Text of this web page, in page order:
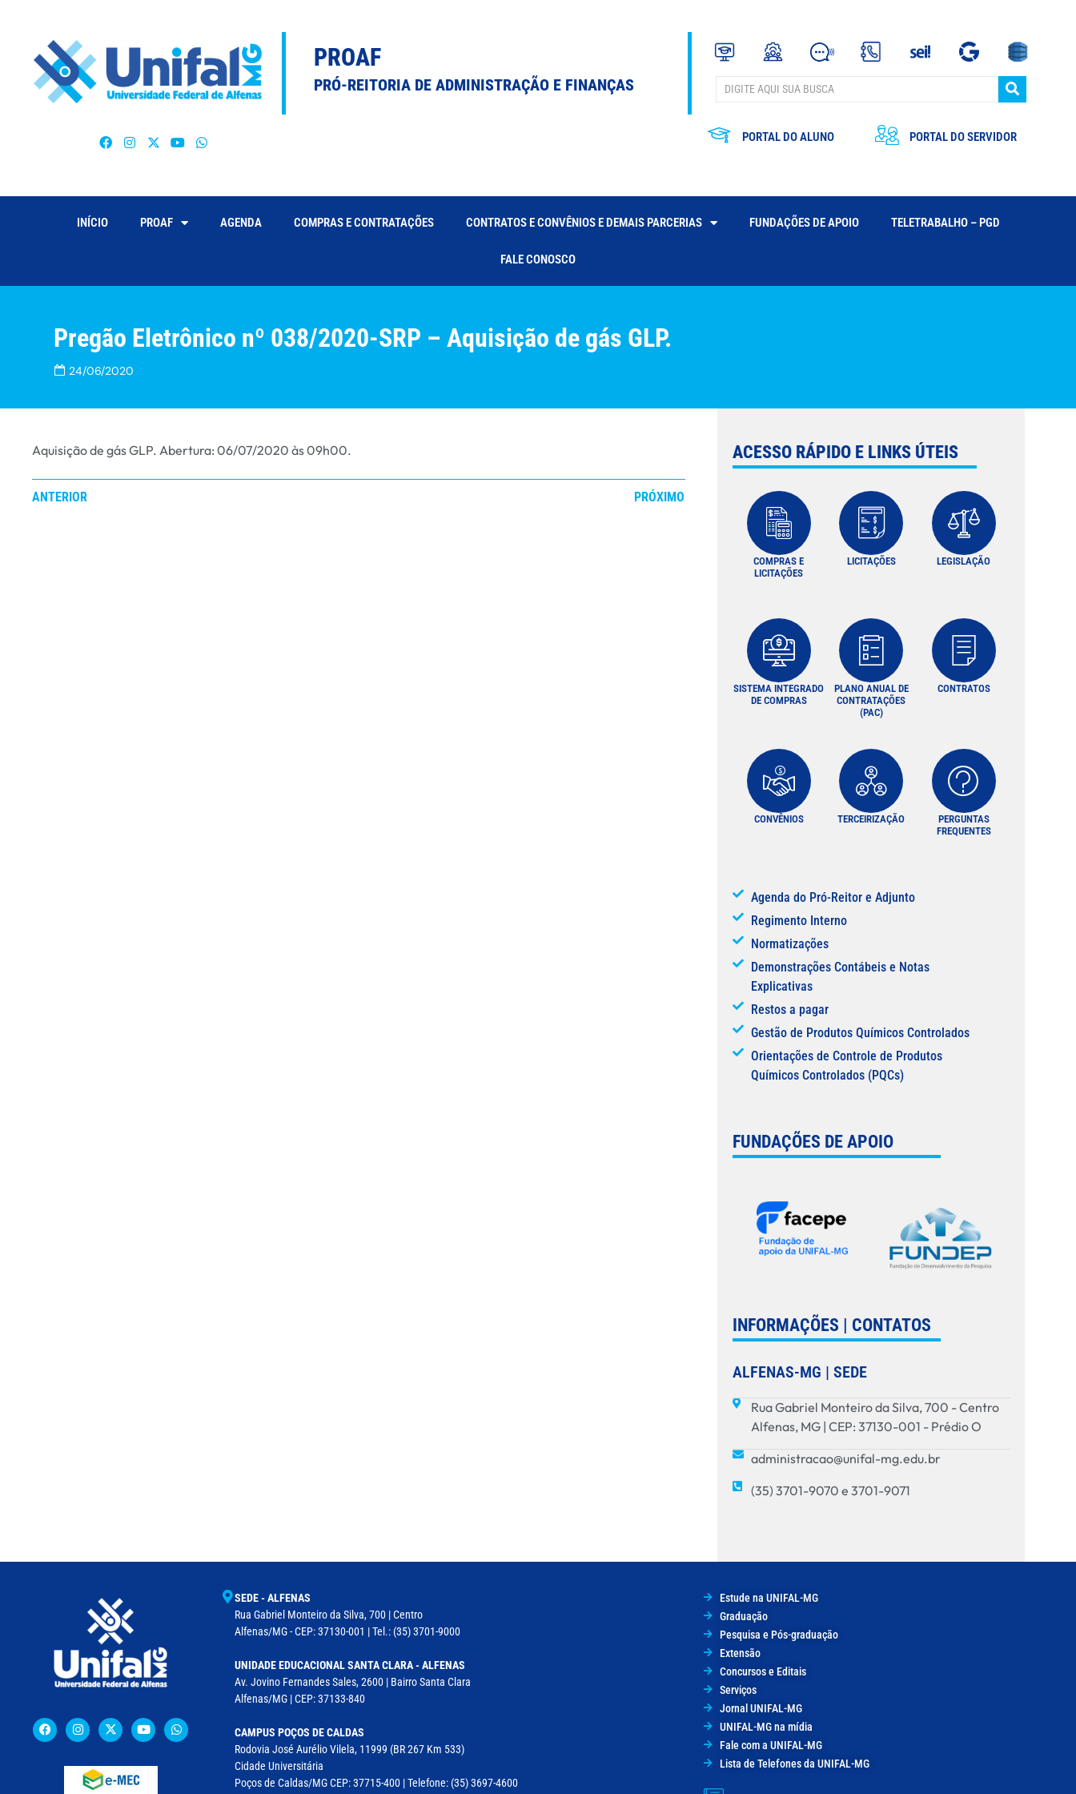
PROAF
PRÓ-REITORIA DE ADMINISTRAÇÃO E FINANÇAS
PORTAL DO ALUNO PORTAL DO SERVIDOR
INÍCIO PROAF AGENDA COMPRAS E CONTRATAÇÕES CONTRATOS E CONVÊNIOS E DEMAIS PARCERIAS FUNDAÇÕES DE APOIO TELETRABALHO – PGD
FALE CONOSCO
Pregão Eletrônico nº 038/2020-SRP – Aquisição de gás GLP.
24/06/2020
Aquisição de gás GLP. Abertura: 06/07/2020 às 09h00.
ANTERIOR PRÓXIMO
ACESSO RÁPIDO E LINKS ÚTEIS
COMPRAS E
LICITAÇÕES
LICITAÇÕES LEGISLAÇÃO
SISTEMA INTEGRADO
DE COMPRAS
PLANO ANUAL DE
CONTRATAÇÕES
(PAC)
CONTRATOS
CONVÊNIOS TERCEIRIZAÇÃO
PERGUNTAS
FREQUENTES
Agenda do Pró-Reitor e Adjunto
Regimento Interno
Normatizações
Demonstrações Contábeis e Notas
Explicativas
Restos a pagar
Gestão de Produtos Químicos Controlados
Orientações de Controle de Produtos
Químicos Controlados (PQCs)
FUNDAÇÕES DE APOIO
INFORMAÇÕES | CONTATOS
ALFENAS-MG | SEDE
Rua Gabriel Monteiro da Silva, 700 - Centro
Alfenas, MG | CEP: 37130-001 - Prédio O
administracao@unifal-mg.edu.br
(35) 3701-9070 e 3701-9071
SEDE - ALFENAS
Rua Gabriel Monteiro da Silva, 700 | Centro
Alfenas/MG - CEP: 37130-001 | Tel.: (35) 3701-9000
UNIDADE EDUCACIONAL SANTA CLARA - ALFENAS
Av. Jovino Fernandes Sales, 2600 | Bairro Santa Clara
Alfenas/MG | CEP: 37133-840
CAMPUS POÇOS DE CALDAS
Rodovia José Aurélio Vilela, 11999 (BR 267 Km 533)
Cidade Universitária
Poços de Caldas/MG CEP: 37715-400 | Telefone: (35) 3697-4600
Estude na UNIFAL-MG
Graduação
Pesquisa e Pós-graduação
Extensão
Concursos e Editais
Serviços
Jornal UNIFAL-MG
UNIFAL-MG na mídia
Fale com a UNIFAL-MG
Lista de Telefones da UNIFAL-MG